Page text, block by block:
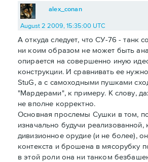
alex_conan
August 2 2009, 15:35:00 UTC
А откуда следует, что СУ-76 - танк
ни коим образом не может быть
опирается на совершенно иную
конструкции. И сравнивать ее
StuG, а с самоходными пушками
"Мардерами", к примеру. К слову,
не вполне корректно.
Основная прослемы Сушки в том,
изначально будучи
дивизионное орудие (и не более),
контекста и брошена в мясорубку
в этой роли она ни танком